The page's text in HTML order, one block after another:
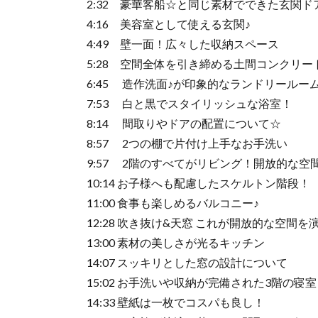
2:32 豪華客船☆と同じ素材でできた玄関ド
4:16 美容室として使える玄関♪
4:49 壁一面！広々した収納スペース
5:28 空間全体を引き締める土間コンクリー
6:45 造作洗面♪が印象的なランドリールー
7:53 白と黒でスタイリッシュな浴室！
8:14 間取りやドアの配置について☆
8:57 2つの棚で片付け上手なお手洗い
9:57 2階のすべてがリビング！開放的な空
10:14 お子様へも配慮したスケルトン階段！
11:00 食事も楽しめるバルコニー♪
12:28 吹き抜け&天窓 これが開放的な空間を
13:00 素材の美しさが光るキッチン
14:07 スッキリとした窓の設計について
15:02 お手洗いや収納が完備された3階の寝室
14:33 壁紙は一枚でコスパも良し！